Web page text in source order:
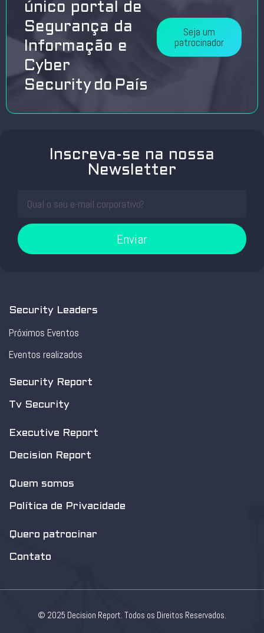
único portal de
Segurança da
Informação e
Cyber
Security do País
Seja um
patrocinador
Inscreva-se na nossa
Newsletter
Enviar
Security Leaders
Próximos Eventos
Eventos realizados
Security Report
Tv Security
Executive Report
Decision Report
Quem somos
Política de Privacidade
Quero patrocinar
Contato
© 2025 Decision Report. Todos os Direitos Reservados.